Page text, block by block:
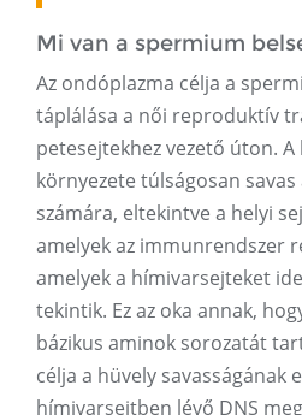
Mi van a spermium
Az ondóplazma célja a
táplálása a női reproduktív
petesejtekhez vezető úton.
környezete túlságosan
számára, eltekintve a helyi
amelyek az immunrendszer
amelyek a hímivarsejteket
tekintik. Ez az oka annak,
bázikus aminok sorozatát
célja a hüvely savasságának
hímivarsejtben lévő DNS